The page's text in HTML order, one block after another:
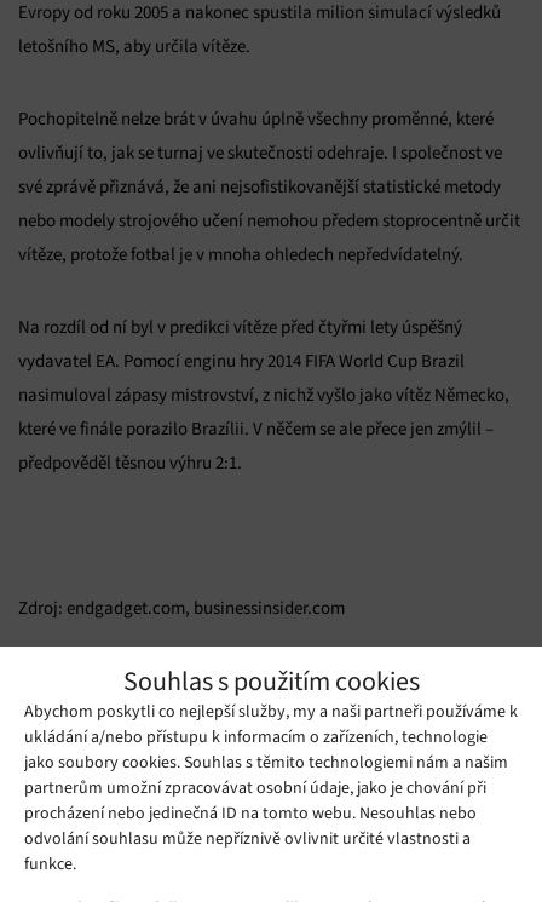
Souhlas s použitím cookies
Abychom poskytli co nejlepší služby, my a naši partneři používáme k
ukládání a/nebo přístupu k informacím o zařízeních, technologie
jako soubory cookies. Souhlas s těmito technologiemi nám a našim
partnerům umožní zpracovávat osobní údaje, jako je chování při
procházení nebo jedinečná ID na tomto webu. Nesouhlas nebo
odvolání souhlasu může nepříznivě ovlivnit určité vlastnosti a
funkce.
Evropy od roku 2005 a nakonec spustila milion simulací výsledků
letošního MS, aby určila vítěze.
Pochopitelně nelze brát v úvahu úplně všechny proměnné, které
ovlivňují to, jak se turnaj ve skutečnosti odehraje. I společnost ve
své zprávě přiznává, že ani nejsofistikovanější statistické metody
nebo modely strojového učení nemohou předem stoprocentně určit
vítěze, protože fotbal je v mnoha ohledech nepředvídatelný.
Na rozdíl od ní byl v predikci vítěze před čtyřmi lety úspěšný
vydavatel EA. Pomocí enginu hry 2014 FIFA World Cup Brazil
nasimuloval zápasy mistrovství, z nichž vyšlo jako vítěz Německo,
které ve finále porazilo Brazílii. V něčem se ale přece jen zmýlil –
předpověděl těsnou výhru 2:1.
Zdroj: endgadget.com, businessinsider.com
Mohlo by se vám líbit